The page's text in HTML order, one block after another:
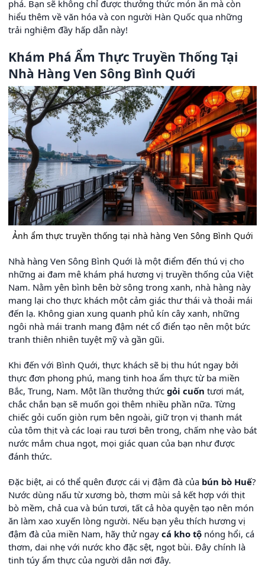
phá. Bạn sẽ không chỉ được thưởng thức món ăn mà còn
hiểu thêm về văn hóa và con người Hàn Quốc qua những
trải nghiệm đầy hấp dẫn này!
Khám Phá Ẩm Thực Truyền Thống Tại
Nhà Hàng Ven Sông Bình Quới
Ảnh ẩm thực truyền thống tại nhà hàng Ven Sông Bình Quới
Nhà hàng Ven Sông Bình Quới là một điểm đến thú vị cho
những ai đam mê khám phá hương vị truyền thống của Việt
Nam. Nằm yên bình bên bờ sông trong xanh, nhà hàng này
mang lại cho thực khách một cảm giác thư thái và thoải mái
đến lạ. Không gian xung quanh phủ kín cây xanh, những
ngôi nhà mái tranh mang đậm nét cổ điển tạo nên một bức
tranh thiên nhiên tuyệt mỹ và gần gũi.
Khi đến với Bình Quới, thực khách sẽ bị thu hút ngay bởi
thực đơn phong phú, mang tinh hoa ẩm thực từ ba miền
Bắc, Trung, Nam. Một lần thưởng thức gỏi cuốn tươi mát,
chắc chắn bạn sẽ muốn gọi thêm nhiều phần nữa. Từng
chiếc gỏi cuốn giòn rụm bên ngoài, giữ trọn vị thanh mát
của tôm thịt và các loại rau tươi bên trong, chấm nhẹ vào bát
nước mắm chua ngọt, mọi giác quan của bạn như được
đánh thức.
Đặc biệt, ai có thể quên được cái vị đậm đà của bún bò Huế?
Nước dùng nấu từ xương bò, thơm mùi sả kết hợp với thịt
bò mềm, chả cua và bún tươi, tất cả hòa quyện tạo nên món
ăn làm xao xuyến lòng người. Nếu bạn yêu thích hương vị
đậm đà của miền Nam, hãy thử ngay cá kho tộ nóng hổi, cá
thơm, dai nhẹ với nước kho đặc sệt, ngọt bùi. Đây chính là
tinh túy ẩm thực của người dân nơi đây.